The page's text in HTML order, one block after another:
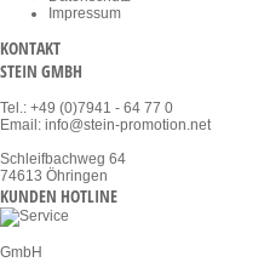
Impressum
KONTAKT
STEIN GMBH
Tel.: +49 (0)7941 - 64 77 0
Email: info@stein-promotion.net
Schleifbachweg 64
74613 Öhringen
KUNDEN HOTLINE
GmbH